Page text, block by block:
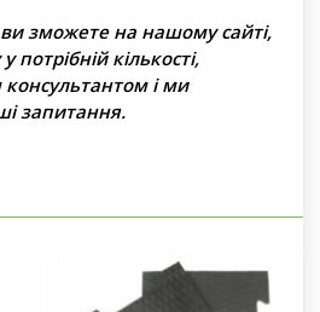
зможете на нашому сайті,
потрібній кількості,
і ми
запитання.